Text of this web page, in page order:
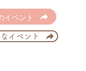
イベント
イベント